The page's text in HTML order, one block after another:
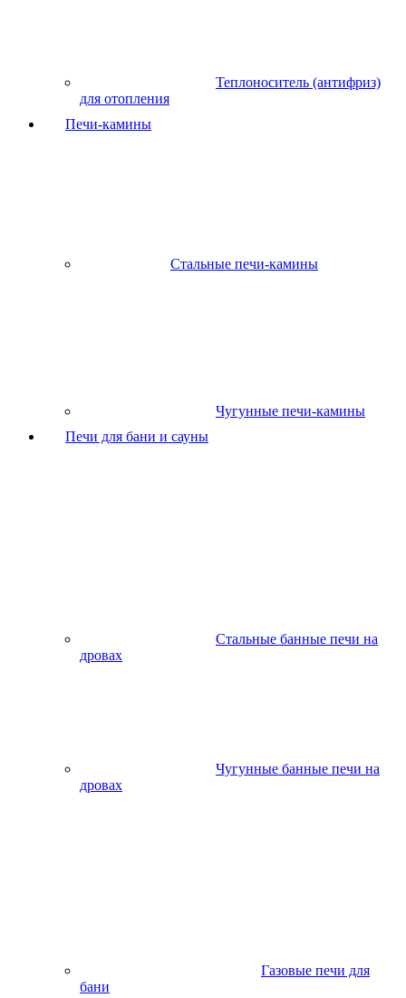
Теплоноситель (антифриз)
для отопления
Печи-камины
Стальные печи-камины
Чугунные печи-камины
Печи для бани и сауны
Стальные банные печи на
дровах
Чугунные банные печи на
дровах
Газовые печи для
бани